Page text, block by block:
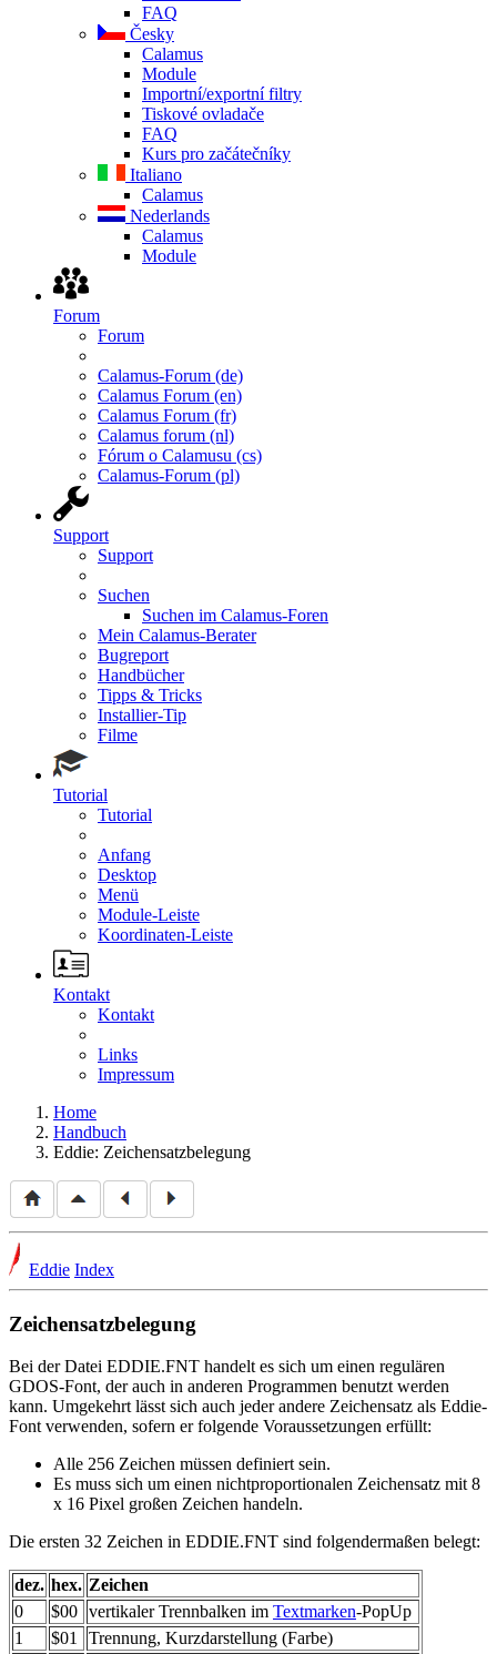
FAQ
Česky
Calamus
Module
Importní/exportní filtry
Tiskové ovladače
FAQ
Kurs pro začátečníky
Italiano
Calamus
Nederlands
Calamus
Module
Forum
Forum
Calamus-Forum (de)
Calamus Forum (en)
Calamus Forum (fr)
Calamus forum (nl)
Fórum o Calamusu (cs)
Calamus-Forum (pl)
Support
Support
Suchen
Suchen im Calamus-Foren
Mein Calamus-Berater
Bugreport
Handbücher
Tipps & Tricks
Installier-Tip
Filme
Tutorial
Tutorial
Anfang
Desktop
Menü
Module-Leiste
Koordinaten-Leiste
Kontakt
Kontakt
Links
Impressum
Home
Handbuch
Eddie: Zeichensatzbelegung
Eddie Index
Zeichensatzbelegung
Bei der Datei EDDIE.FNT handelt es sich um einen regulären
GDOS-Font, der auch in anderen Programmen benutzt werden
kann. Umgekehrt lässt sich auch jeder andere Zeichensatz als Eddie-
Font verwenden, sofern er folgende Voraussetzungen erfüllt:
Alle 256 Zeichen müssen definiert sein.
Es muss sich um einen nichtproportionalen Zeichensatz mit 8
x 16 Pixel großen Zeichen handeln.
Die ersten 32 Zeichen in EDDIE.FNT sind folgendermaßen belegt:
dez. hex. Zeichen
0
$00 vertikaler Trennbalken im Textmarken-PopUp
1
$01
Trennung, Kurzdarstellung (Farbe)